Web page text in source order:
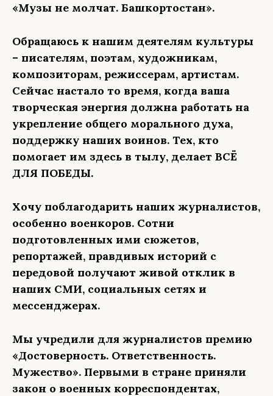
«Музы не молчат. Башкортостан».
Обращаюсь к нашим деятелям культуры
– писателям, поэтам, художникам,
композиторам, режиссерам, артистам.
Сейчас настало то время, когда ваша
творческая энергия должна работать на
укрепление общего морального духа,
поддержку наших воинов. Тех, кто
помогает им здесь в тылу, делает ВСЁ
ДЛЯ ПОБЕДЫ.
Хочу поблагодарить наших журналистов,
особенно военкоров. Сотни
подготовленных ими сюжетов,
репортажей, правдивых историй с
передовой получают живой отклик в
наших СМИ, социальных сетях и
мессенджерах.
Мы учредили для журналистов премию
«Достоверность. Ответственность.
Мужество». Первыми в стране приняли
закон о военных корреспондентах,